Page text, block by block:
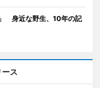
身近な野生、10年の記
ス